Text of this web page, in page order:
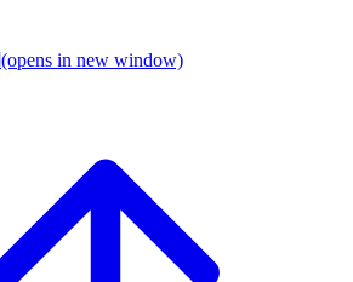
(opens in new window)